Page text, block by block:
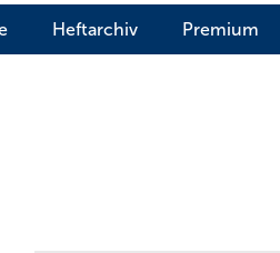
Heftarchiv Premium